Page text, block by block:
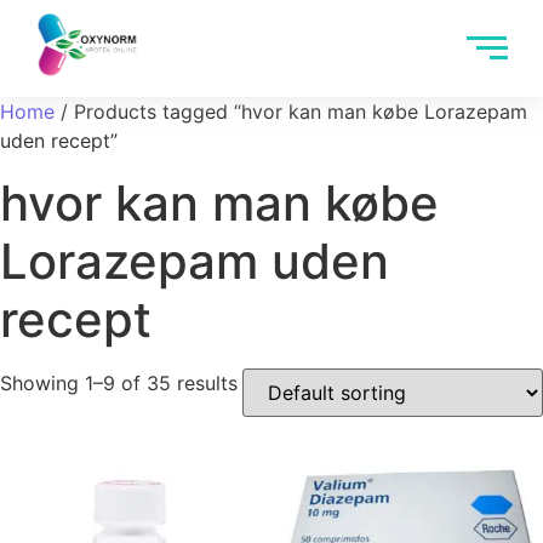
Home / Products tagged “hvor kan man købe Lorazepam
uden recept”
hvor kan man købe
Lorazepam uden
recept
Showing 1–9 of 35 results